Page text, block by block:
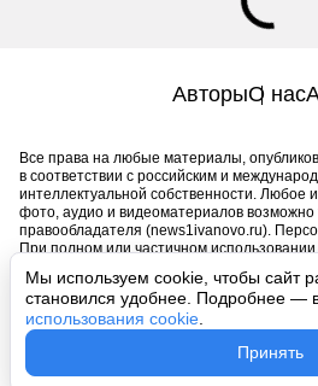
Мы используем cookie, чтобы сайт
становился удобнее. Подробнее —
использования cookie
Принять
АвторыО нас
Все права на любые материалы,
в соответствии с российским и
интеллектуальной собственности. Любое
фото, аудио и видеоматериалов возможно
правообладателя (news1ivanovo.ru).
При полном или частичном
обязательна. Запрещено для детей.
https://news1ivanovo.ru/
Пользовательское соглашение